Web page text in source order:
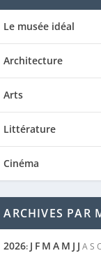
Le musée idéal
Architecture
Arts
Littérature
Cinéma
ARCHIVES PAR
2026: J F M A M J J AS